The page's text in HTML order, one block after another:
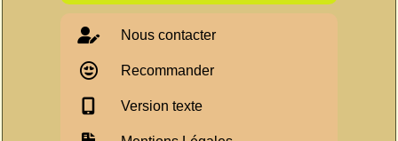
Nous contacter
Recommander
Version texte